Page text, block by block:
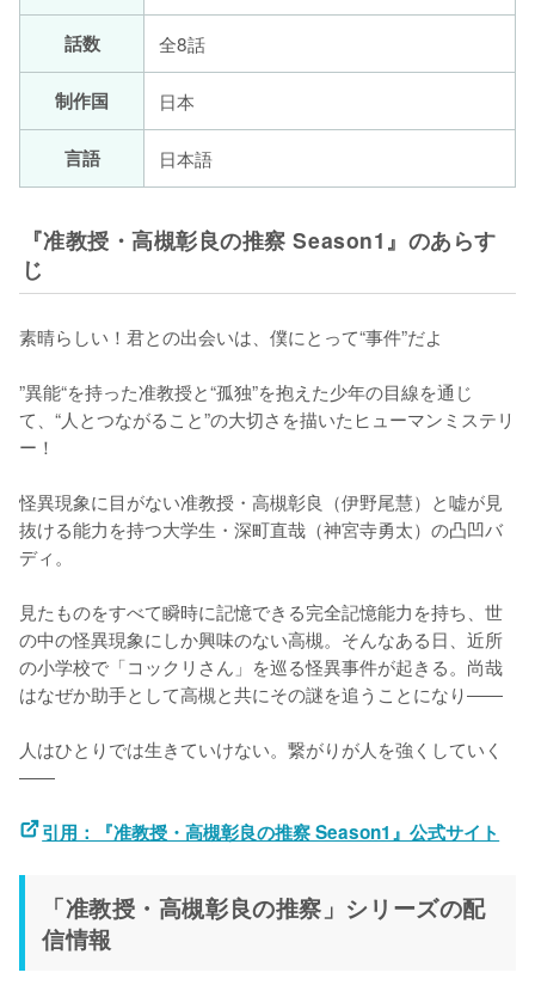
話数 全8話
制作国 日本
言語 日本語
『准教授・高槻彰良の推察 Season1』のあらす
じ
素晴らしい！君との出会いは、僕にとって“事件”だよ
”異能“を持った准教授と“孤独”を抱えた少年の目線を通じ
て、“人とつながること”の大切さを描いたヒューマンミステリ
ー！
怪異現象に目がない准教授・高槻彰良（伊野尾慧）と嘘が見
抜ける能力を持つ大学生・深町直哉（神宮寺勇太）の凸凹バ
ディ。
見たものをすべて瞬時に記憶できる完全記憶能力を持ち、世
の中の怪異現象にしか興味のない高槻。そんなある日、近所
の小学校で「コックリさん」を巡る怪異事件が起きる。尚哉
はなぜか助手として高槻と共にその謎を追うことになり――
人はひとりでは生きていけない。繋がりが人を強くしていく
――
引用：『准教授・高槻彰良の推察 Season1』公式サイト
「准教授・高槻彰良の推察」シリーズの配
信情報